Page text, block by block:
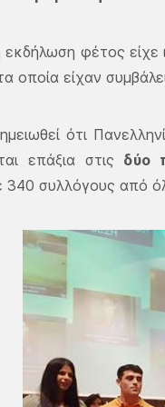
εκδήλωση φέτος είχε
οποία είχαν
ότι
επάξια στις δύο
340 συλλόγους από